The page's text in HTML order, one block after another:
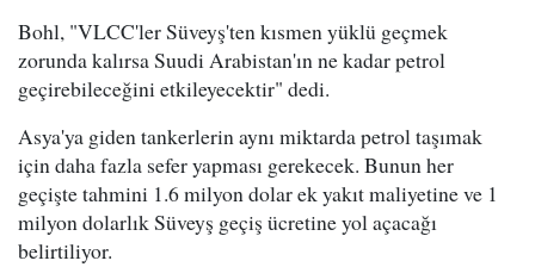
Bohl, "VLCC'ler Süveyş'ten kısmen yüklü geçmek
zorunda kalırsa Suudi Arabistan'ın ne kadar petrol
geçirebileceğini etkileyecektir" dedi.
Asya'ya giden tankerlerin aynı miktarda petrol taşımak
için daha fazla sefer yapması gerekecek. Bunun her
geçişte tahmini 1.6 milyon dolar ek yakıt maliyetine ve 1
milyon dolarlık Süveyş geçiş ücretine yol açacağı
belirtiliyor.